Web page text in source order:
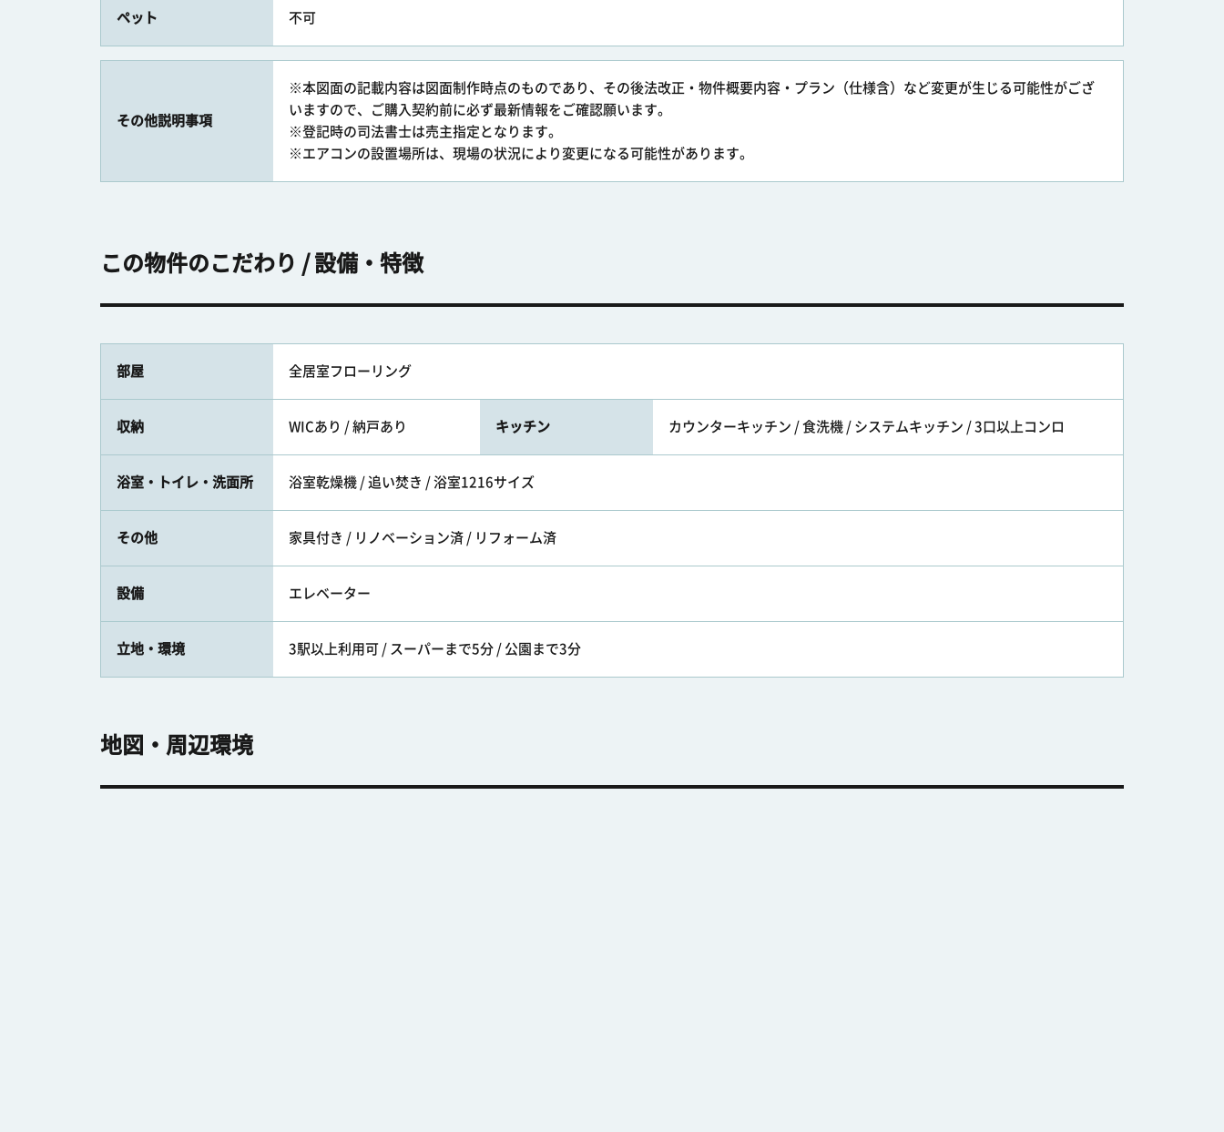
ペット 不可
その他説明事項
※本図面の記載内容は図面制作時点のものであり、その後法改正・物件概要内容・プラン（仕様含）など変更が生じる可能性がござ
いますので、ご購入契約前に必ず最新情報をご確認願います。
※登記時の司法書士は売主指定となります。
※エアコンの設置場所は、現場の状況により変更になる可能性があります。
この物件のこだわり / 設備・特徴
部屋 全居室フローリング
収納 WICあり / 納戸あり キッチン カウンターキッチン / 食洗機 / システムキッチン / 3口以上コンロ
浴室・トイレ・洗面所 浴室乾燥機 / 追い焚き / 浴室1216サイズ
その他 家具付き / リノベーション済 / リフォーム済
設備 エレベーター
立地・環境 3駅以上利用可 / スーパーまで5分 / 公園まで3分
地図・周辺環境